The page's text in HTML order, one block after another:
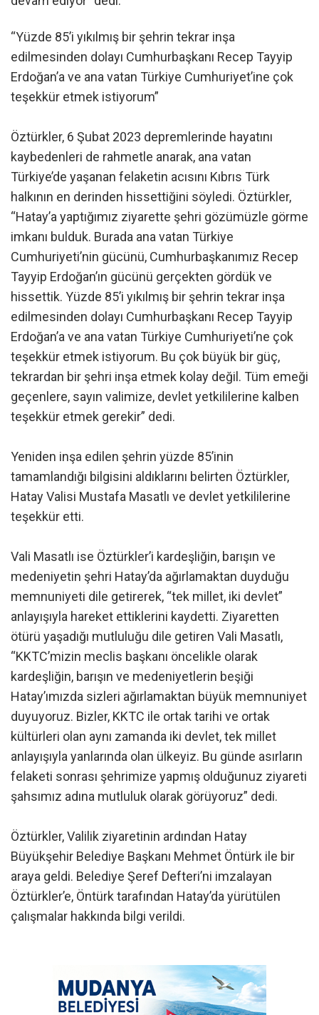
“Yüzde 85’i yıkılmış bir şehrin tekrar inşa
edilmesinden dolayı Cumhurbaşkanı Recep Tayyip
Erdoğan’a ve ana vatan Türkiye Cumhuriyet’ine çok
teşekkür etmek istiyorum”
Öztürkler, 6 Şubat 2023 depremlerinde hayatını
kaybedenleri de rahmetle anarak, ana vatan
Türkiye’de yaşanan felaketin acısını Kıbrıs Türk
halkının en derinden hissettiğini söyledi. Öztürkler,
“Hatay’a yaptığımız ziyarette şehri gözümüzle görme
imkanı bulduk. Burada ana vatan Türkiye
Cumhuriyeti’nin gücünü, Cumhurbaşkanımız Recep
Tayyip Erdoğan’ın gücünü gerçekten gördük ve
hissettik. Yüzde 85’i yıkılmış bir şehrin tekrar inşa
edilmesinden dolayı Cumhurbaşkanı Recep Tayyip
Erdoğan’a ve ana vatan Türkiye Cumhuriyeti’ne çok
teşekkür etmek istiyorum. Bu çok büyük bir güç,
tekrardan bir şehri inşa etmek kolay değil. Tüm emeği
geçenlere, sayın valimize, devlet yetkililerine kalben
teşekkür etmek gerekir” dedi.
Yeniden inşa edilen şehrin yüzde 85’inin
tamamlandığı bilgisini aldıklarını belirten Öztürkler,
Hatay Valisi Mustafa Masatlı ve devlet yetkililerine
teşekkür etti.
Vali Masatlı ise Öztürkler’i kardeşliğin, barışın ve
medeniyetin şehri Hatay’da ağırlamaktan duyduğu
memnuniyeti dile getirerek, “tek millet, iki devlet”
anlayışıyla hareket ettiklerini kaydetti. Ziyaretten
ötürü yaşadığı mutluluğu dile getiren Vali Masatlı,
“KKTC’mizin meclis başkanı öncelikle olarak
kardeşliğin, barışın ve medeniyetlerin beşiği
Hatay’ımızda sizleri ağırlamaktan büyük memnuniyet
duyuyoruz. Bizler, KKTC ile ortak tarihi ve ortak
kültürleri olan aynı zamanda iki devlet, tek millet
anlayışıyla yanlarında olan ülkeyiz. Bu günde asırların
felaketi sonrası şehrimize yapmış olduğunuz ziyareti
şahsımız adına mutluluk olarak görüyoruz” dedi.
Öztürkler, Valilik ziyaretinin ardından Hatay
Büyükşehir Belediye Başkanı Mehmet Öntürk ile bir
araya geldi. Belediye Şeref Defteri’ni imzalayan
Öztürkler’e, Öntürk tarafından Hatay’da yürütülen
çalışmalar hakkında bilgi verildi.